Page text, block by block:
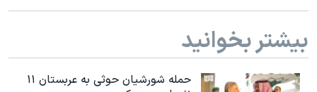
بیشتر بخوانید
حمله شورشیان حوثی به عربستان ۱۱